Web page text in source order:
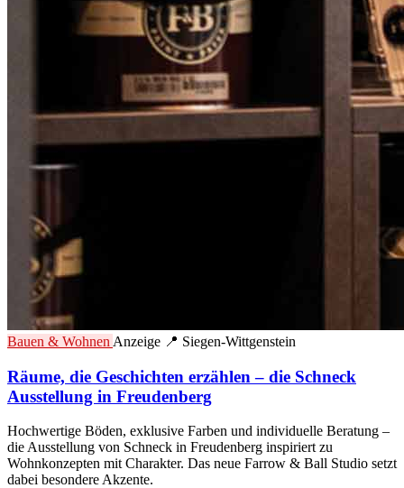
Bauen & Wohnen Anzeige 📍 Siegen-Wittgenstein
Räume, die Geschichten erzählen – die Schneck
Ausstellung in Freudenberg
Hochwertige Böden, exklusive Farben und individuelle Beratung –
die Ausstellung von Schneck in Freudenberg inspiriert zu
Wohnkonzepten mit Charakter. Das neue Farrow & Ball Studio setzt
dabei besondere Akzente.